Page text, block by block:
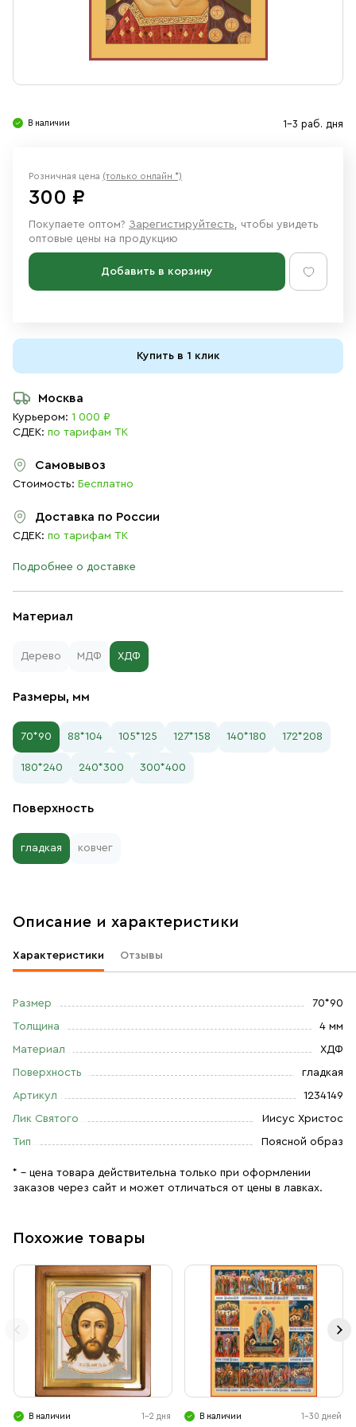
Ювелирные изделия
В наличии 1-3 раб. дня
Материал
Дерево МДФ ХДФ
Размеры, мм
70*90 88*104 105*125 127*158 140*180 172*208
180*240 240*300 300*400
Поверхность
гладкая ковчег
Розничная цена (только онлайн *)
300 ₽
Покупаете оптом? Зарегистируйтесть, чтобы увидеть
оптовые цены на продукцию
Добавить в корзину
Купить в 1 клик
Москва
Курьером: 1 000 ₽
СДЕК: по тарифам ТК
Самовывоз
Стоимость: Бесплатно
Доставка по России
СДЕК: по тарифам ТК
Подробнее о доставке
Описание и характеристики
Характеристики Отзывы
Размер 70*90
Толщина 4 мм
Материал ХДФ
Поверхность гладкая
Артикул 1234149
Лик Святого Иисус Христос
Тип Поясной образ
* – цена товара действительна только при оформлении
заказов через сайт и может отличаться от цены в лавках.
Похожие товары
В наличии 1-2 дня В наличии 1-30 дней